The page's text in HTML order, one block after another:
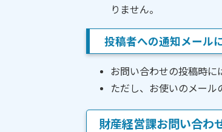
りません。
投稿者への通知メール
お問い合わせの投稿時に
ただし、お使いのメール
財産経営課お問い合わ